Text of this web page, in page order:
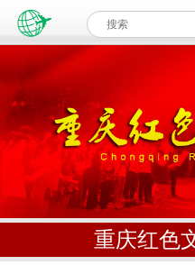
重庆红色